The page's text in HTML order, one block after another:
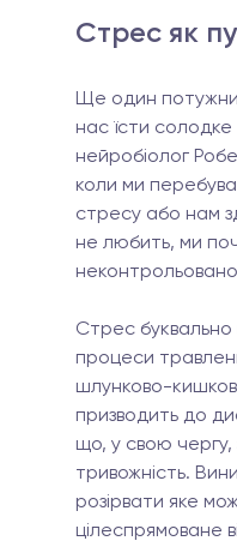
Стрес як
Ще один
нас їсти
нейробіолог
коли ми
стресу або нам
не любить, ми
Стрес буквально
процеси
шлунково-
призводить до
що, у свою
тривожність.
розірвати яке
цілеспрямоване